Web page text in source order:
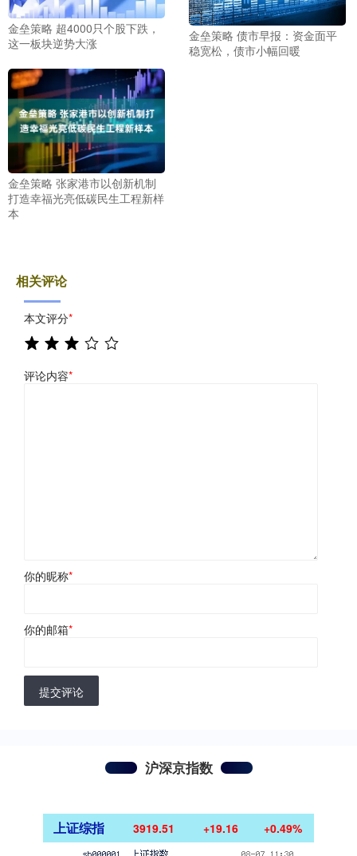
金垒策略 超4000只个股下跌，
这一板块逆势大涨
金垒策略 债市早报：资金面平
稳宽松，债市小幅回暖
金垒策略 张家港市以创新机制
打造幸福光亮低碳民生工程新样
本
相关评论
本文评分*
评论内容*
你的昵称*
你的邮箱*
提交评论
沪深京指数
上证综指 3919.51 +19.16 +0.49%